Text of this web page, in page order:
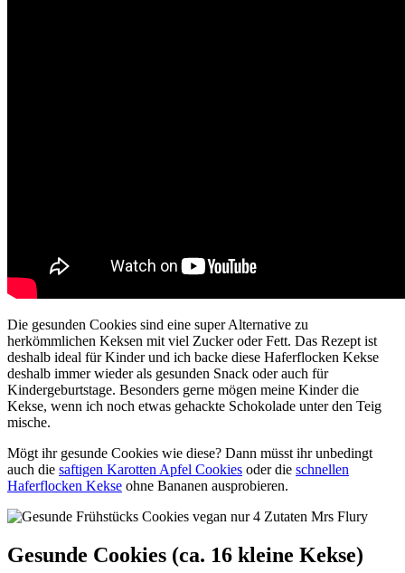
Die gesunden Cookies sind eine super Alternative zu
herkömmlichen Keksen mit viel Zucker oder Fett. Das Rezept ist
deshalb ideal für Kinder und ich backe diese Haferflocken Kekse
deshalb immer wieder als gesunden Snack oder auch für
Kindergeburtstage. Besonders gerne mögen meine Kinder die
Kekse, wenn ich noch etwas gehackte Schokolade unter den Teig
mische.
Mögt ihr gesunde Cookies wie diese? Dann müsst ihr unbedingt
auch die saftigen Karotten Apfel Cookies oder die schnellen
Haferflocken Kekse ohne Bananen ausprobieren.
Gesunde Cookies (ca. 16 kleine Kekse)